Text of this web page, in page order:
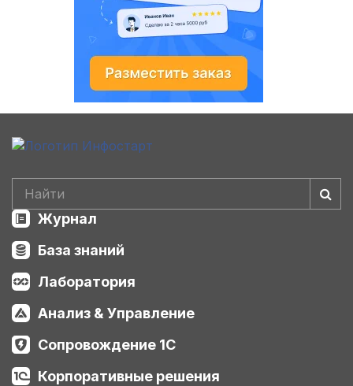
Журнал
База знаний
Лаборатория
Анализ & Управление
Сопровождение 1С
Корпоративные решения